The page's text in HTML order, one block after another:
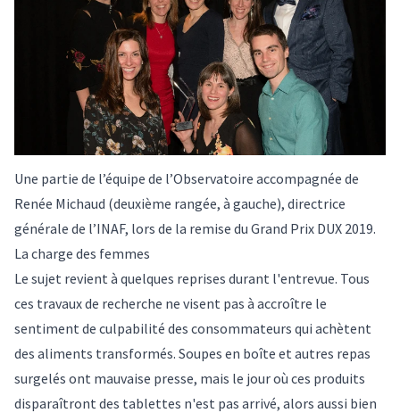
Une partie de l’équipe de l’Observatoire accompagnée de
Renée Michaud (deuxième rangée, à gauche), directrice
générale de l’INAF, lors de la remise du Grand Prix DUX 2019.
La charge des femmes
Le sujet revient à quelques reprises durant l'entrevue. Tous
ces travaux de recherche ne visent pas à accroître le
sentiment de culpabilité des consommateurs qui achètent
des aliments transformés. Soupes en boîte et autres repas
surgelés ont mauvaise presse, mais le jour où ces produits
disparaîtront des tablettes n'est pas arrivé, alors aussi bien